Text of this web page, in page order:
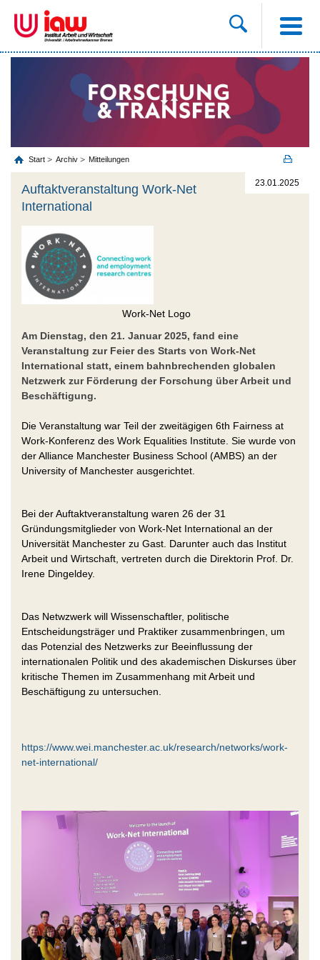
Start Archiv Mitteilungen
23.01.2025
Auftaktveranstaltung Work-Net
International
Work-Net Logo
Am Dienstag, den 21. Januar 2025, fand eine
Veranstaltung zur Feier des Starts von Work-Net
International statt, einem bahnbrechenden globalen
Netzwerk zur Förderung der Forschung über Arbeit und
Beschäftigung.
Die Veranstaltung war Teil der zweitägigen 6th Fairness at
Work-Konferenz des Work Equalities Institute. Sie wurde von
der Alliance Manchester Business School (AMBS) an der
University of Manchester ausgerichtet.
Bei der Auftaktveranstaltung waren 26 der 31
Gründungsmitglieder von Work-Net International an der
Universität Manchester zu Gast. Darunter auch das Institut
Arbeit und Wirtschaft, vertreten durch die Direktorin Prof. Dr.
Irene Dingeldey.
Das Netwzwerk will Wissenschaftler, politische
Entscheidungsträger und Praktiker zusammenbringen, um
das Potenzial des Netzwerks zur Beeinflussung der
internationalen Politik und des akademischen Diskurses über
kritische Themen im Zusammenhang mit Arbeit und
Beschäftigung zu untersuchen.
https://www.wei.manchester.ac.uk/research/networks/work-
net-international/